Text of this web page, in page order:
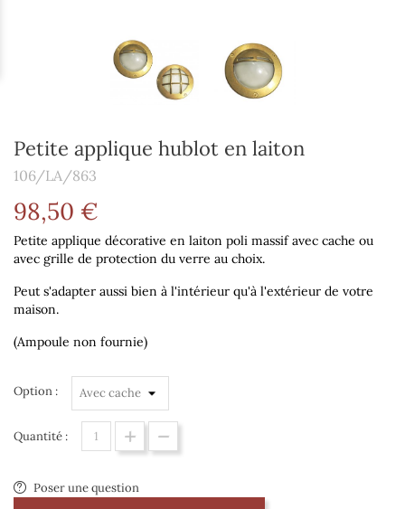
Petite applique hublot en laiton
106/LA/863
98,50 €
Petite applique décorative en laiton poli massif avec cache ou
avec grille de protection du verre au choix.
Peut s'adapter aussi bien à l'intérieur qu'à l'extérieur de votre
maison.
(Ampoule non fournie)
Option :
Quantité :
Poser une question